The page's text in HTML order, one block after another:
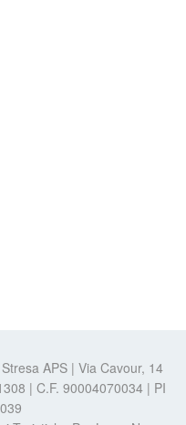
APS | Via Cavour, 14
| C.F. 90004070034 | PI